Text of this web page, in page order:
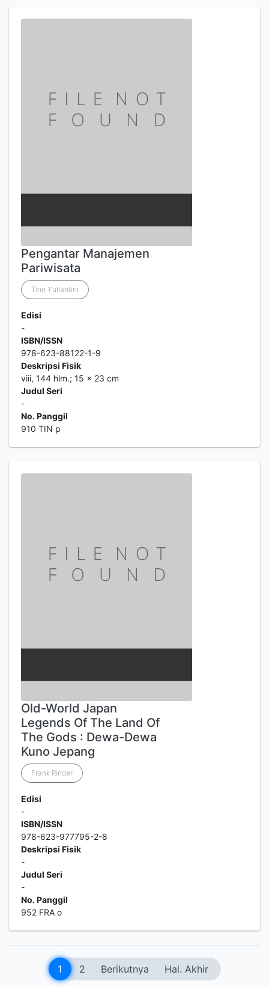
Pengantar Manajemen
Pariwisata
Tine Yuliantini
Edisi
-
ISBN/ISSN
978-623-88122-1-9
Deskripsi Fisik
viii, 144 hlm.; 15 x 23 cm
Judul Seri
-
No. Panggil
910 TIN p
Old-World Japan
Legends Of The Land Of
The Gods : Dewa-Dewa
Kuno Jepang
Frank Rinder
Edisi
-
ISBN/ISSN
978-623-977795-2-8
Deskripsi Fisik
-
Judul Seri
-
No. Panggil
952 FRA o
1 2 Berikutnya Hal. Akhir